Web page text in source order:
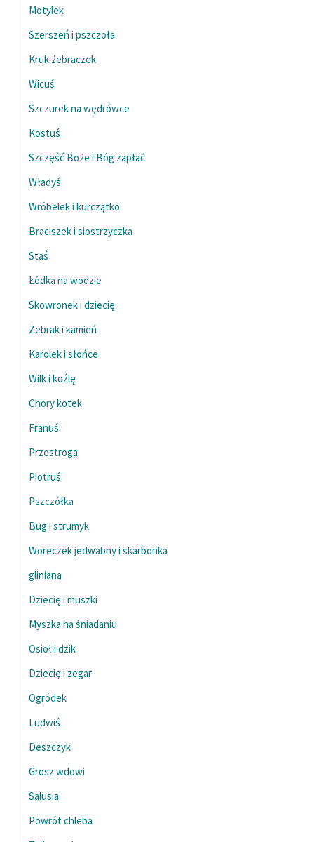
Polityka prywatności
Regulamin biblioteki
Dane fundacji i
sprawozdania finansowe
Regulamin darowizn
Informacja o treściach
wrażliwych
Deklaracja dostępności
Motylek
Szerszeń i pszczoła
Kruk żebraczek
Wicuś
Szczurek na wędrówce
Kostuś
Szczęść Boże i Bóg zapłać
Władyś
Wróbelek i kurczątko
Braciszek i siostrzyczka
Staś
Łódka na wodzie
Skowronek i dziecię
Żebrak i kamień
Karolek i słońce
Wilk i koźlę
Chory kotek
Franuś
Przestroga
Piotruś
Pszczółka
Bug i strumyk
Woreczek jedwabny i skarbonka
gliniana
Dziecię i muszki
Myszka na śniadaniu
Osioł i dzik
Dziecię i zegar
Ogródek
Ludwiś
Deszczyk
Grosz wdowi
Salusia
Powrót chleba